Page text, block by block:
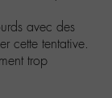
avec des
cette tentative.
trop